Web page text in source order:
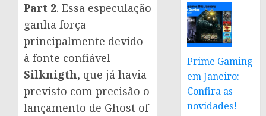
Part 2. Essa especulação
ganha força
principalmente devido
à fonte confiável
Silknigth, que já havia
previsto com precisão o
lançamento de Ghost of
Prime Gaming
em Janeiro:
Confira as
novidades!